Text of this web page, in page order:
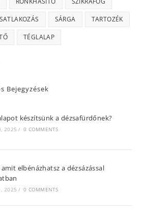
SÁRGA TARTOZÉK
TÉGLALAP
Bejegyzések
készítsünk a dézsafürdőnek?
2025 / 0 COMMENTS
elbénázhatsz a dézsázással
2025 / 0 COMMENTS